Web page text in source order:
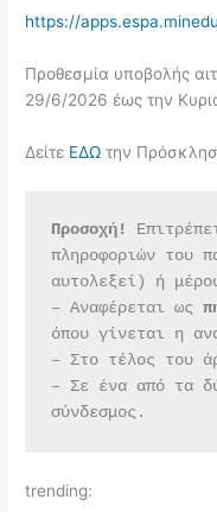
https://
Προθεσμία υποβολής
29/6/2026 έως την
Δείτε ΕΔΩ την
Προσοχή!
πληροφοριών του
αυτολεξεί) ή
– Αναφέρεται ως
όπου γίνεται η
– Στο τέλος του
– Σε ένα από τα
σύνδεσμος.
trending: